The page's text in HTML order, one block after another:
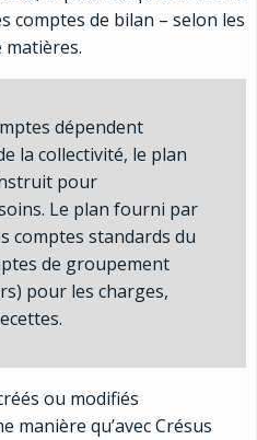
comptes de bilan – selon les
dépendent
la collectivité, le plan
pour
Le plan fourni par
comptes standards du
de groupement
pour les charges,
ou modifiés
manière qu’avec Crésus